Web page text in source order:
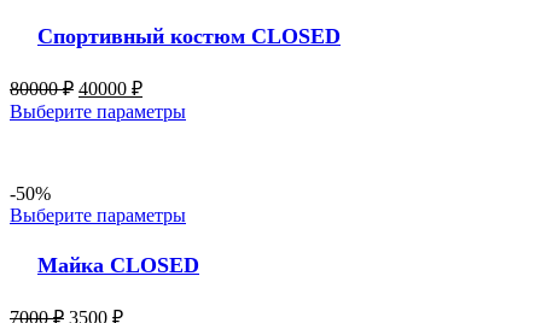
Спортивный костюм CLOSED
80000₽ 40000 ₽
Выберите параметры
-50%
Выберите параметры
Майка CLOSED
7000₽ 3500 ₽